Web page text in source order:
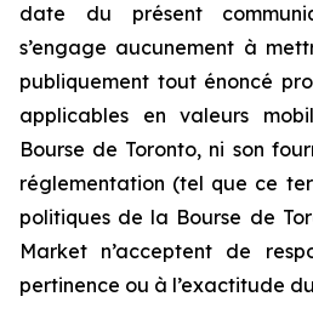
date du présent
s’engage aucunement à
publiquement tout énoncé
applicables en valeurs
Bourse de Toronto, ni son
réglementation (tel que ce
politiques de la Bourse de
Market n’acceptent de
pertinence ou à l’exactitude